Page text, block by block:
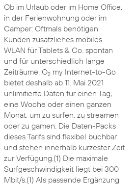
Ob im Urlaub oder im Home Office,
in der Ferienwohnung oder im
Camper: Oftmals benötigen
Kunden zusätzliches mobiles
WLAN für Tablets & Co. spontan
und für unterschiedlich lange
Zeiträume. O2my Internet-to-Go
bietet deshalb ab 11. Mai 2021
unlimitierte Daten für einen Tag,
eine Woche oder einen ganzen
Monat, um zu surfen, zu streamen
oder zu gamen. Die Daten-Packs
dieses Tarifs sind flexibel buchbar
und stehen innerhalb kürzester Zeit
zur Verfügung.(1) Die maximale
Surfgeschwindigkeit liegt bei 300
Mbit/s.(1) Als passende Ergänzung